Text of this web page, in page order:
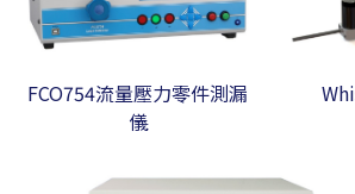
FCO754流量壓力零件測漏
儀